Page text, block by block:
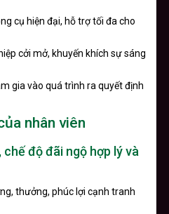
cụ hiện đại, hỗ trợ tối đa cho
cởi mở, khuyến khích sự sáng
gia vào quá trình ra quyết định
nhân viên
độ đãi ngộ hợp lý và
thưởng, phúc lợi cạnh tranh